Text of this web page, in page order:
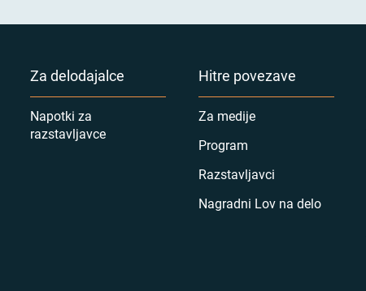
Za delodajalce
Napotki za
razstavljavce
Hitre povezave
Za medije
Program
Razstavljavci
Nagradni Lov na delo